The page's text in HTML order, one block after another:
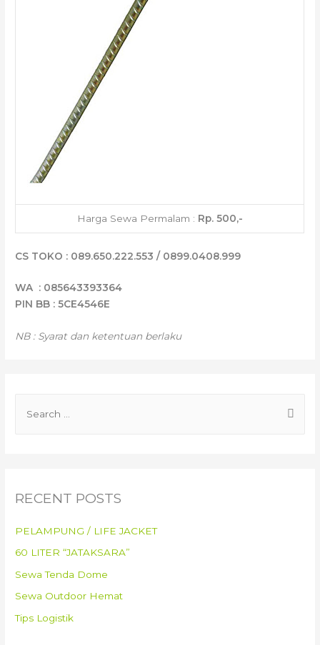
Harga Sewa Permalam : Rp. 500,-
CS TOKO : 089.650.222.553 / 0899.0408.999
WA : 085643393364
PIN BB : 5CE4546E
NB : Syarat dan ketentuan berlaku
RECENT POSTS
PELAMPUNG / LIFE JACKET
60 LITER “JATAKSARA”
Sewa Tenda Dome
Sewa Outdoor Hemat
Tips Logistik